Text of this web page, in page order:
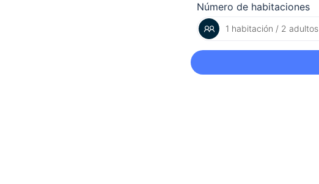
Número de habitaciones
1 habitación / 2 adultos